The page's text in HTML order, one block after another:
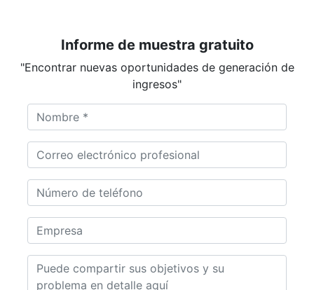
Informe de muestra gratuito
"Encontrar nuevas oportunidades de generación de
ingresos"